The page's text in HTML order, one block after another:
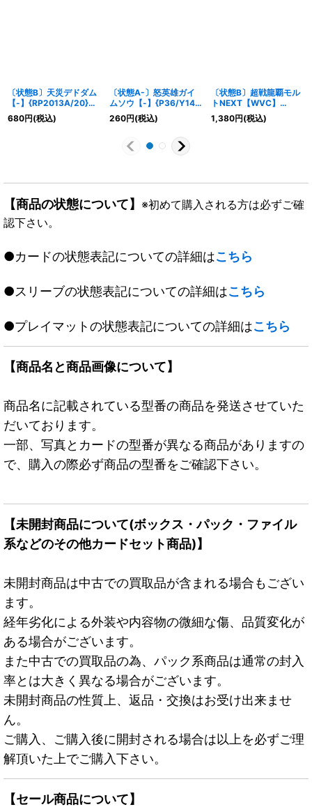
〔状態B〕天災デドダム
【-】{RP2013A/20}
《多》
680円(税込)
〔状態A-〕怒英雄ガイ
ムソウ【-】{P36/Y14}
《火》
260円(税込)
〔状態B〕超戦龍覇モル
トNEXT【WVC】
{EX17W17/W20}《火》
1,380円(税込)
【商品の状態について】 ※初めて購入される方は必ずご確
認下さい。
●カードの状態表記についての詳細はこちら
●スリーブの状態表記についての詳細はこちら
●プレイマットの状態表記についての詳細はこちら
【商品名と商品画像について】
商品名に記載されている型番の商品を発送させていた
だいております。
一部、写真とカードの型番が異なる商品がありますの
で、購入の際必ず商品の型番をご確認下さい。
【未開封商品について(ボックス・パック・ファイル
系などのその他カードセット商品)】
未開封商品は中古での買取品が含まれる場合もござい
ます。
経年劣化による外装や内容物の微細な傷、品質変化が
ある場合がございます。
また中古での買取品の為、パック系商品は通常の封入
率とは大きく異なる場合がございます。
未開封商品の性質上、返品・交換はお受け出来ませ
ん。
ご購入、ご購入後に開封される場合は以上を必ずご理
解頂いた上でご購入下さい。
【セール商品について】